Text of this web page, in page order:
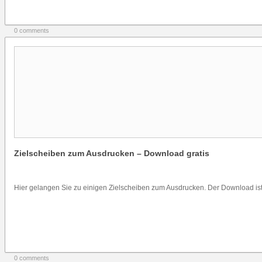
0 comments
Zielscheiben zum Ausdrucken – Download gratis
Hier gelangen Sie zu einigen Zielscheiben zum Ausdrucken. Der Download
0 comments